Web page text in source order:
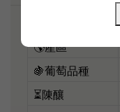
🌎產區
🍇葡萄品種
⏳陳釀